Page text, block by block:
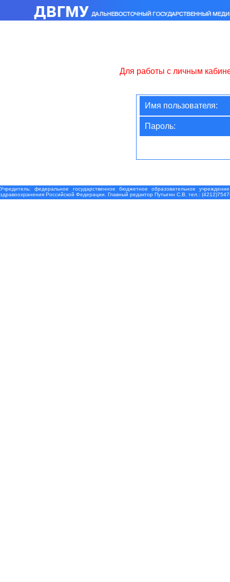
Для работы с личным
Имя пользователя:
Пароль:
Учредитель: федеральное государственное бюджетное образовательное
здравоохранения Российской Федерации. Главный редактор Путыгин С.В. тел.: